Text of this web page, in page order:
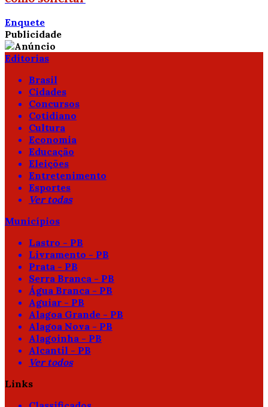
Enquete
Publicidade
Editorias
Brasil
Cidades
Concursos
Cotidiano
Cultura
Economia
Educação
Eleições
Entretenimento
Esportes
Ver todas
Municípios
Lastro - PB
Livramento - PB
Prata - PB
Serra Branca - PB
Água Branca - PB
Aguiar - PB
Alagoa Grande - PB
Alagoa Nova - PB
Alagoinha - PB
Alcantil - PB
Ver todos
Links